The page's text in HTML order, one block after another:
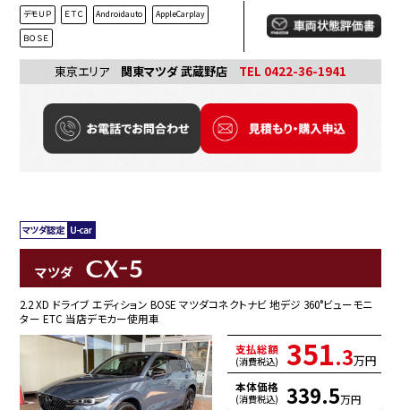
デモＵＰ ＥＴＣ Androidauto AppleCarplay
ＢＯＳＥ
東京エリア 関東マツダ 武蔵野店 TEL 0422-36-1941
マツダ CX-5
2.2 XD ドライブ エディション BOSE マツダコネクトナビ 地デジ 360°ビューモニ
ター ETC 当店デモカー使用車
支払総額
(消費税込) 351.3万円
本体価格
(消費税込) 339.5万円